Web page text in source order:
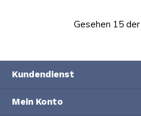
Gesehen 15
Kundendienst
Mein Konto